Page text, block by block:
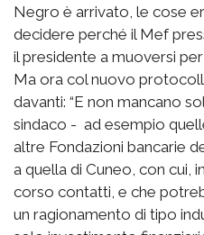
Negro è arrivato, le cose
decidere perché il Mef
il presidente a muoversi
Ma ora col nuovo
davanti: “E non mancano
sindaco - ad esempio
altre Fondazioni bancarie
a quella di Cuneo, con cui,
corso contatti, e che
un ragionamento di tipo